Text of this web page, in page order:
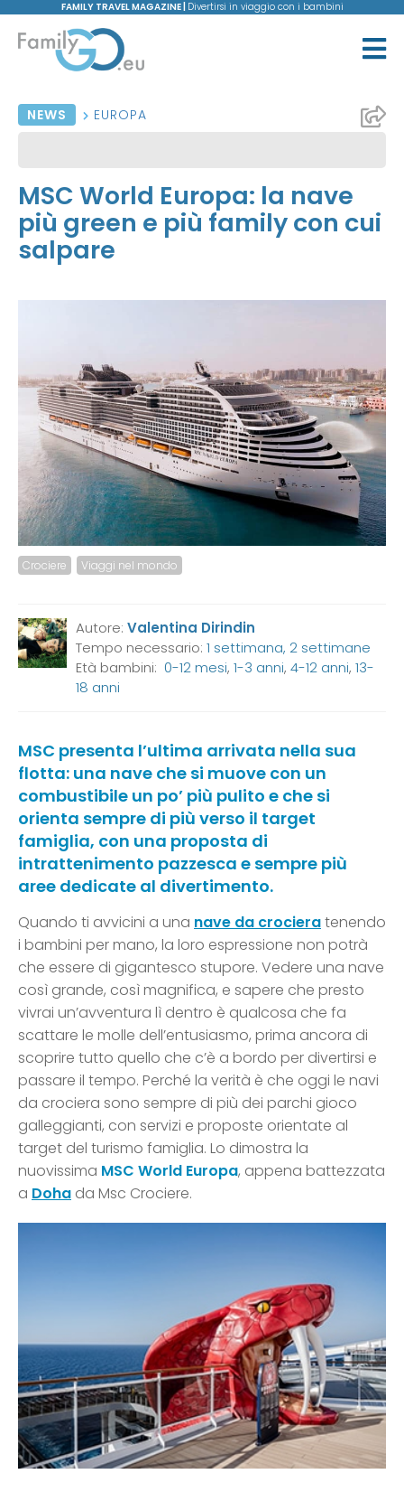
FAMILY TRAVEL MAGAZINE | Divertirsi in viaggio con i bambini
NEWS EUROPA
MSC World Europa: la nave
più green e più family con cui
salpare
Crociere Viaggi nel mondo
Autore:Valentina Dirindin
Tempo necessario:1 settimana, 2 settimane
Età bambini:0-12 mesi,1-3 anni,4-12 anni,13-
18 anni
MSC presenta l’ultima arrivata nella sua
flotta: una nave che si muove con un
combustibile un po’ più pulito e che si
orienta sempre di più verso il target
famiglia, con una proposta di
intrattenimento pazzesca e sempre più
aree dedicate al divertimento.
Quando ti avvicini a una nave da crocieratenendo
i bambini per mano, la loro espressione non potrà
che essere di gigantesco stupore. Vedere una nave
così grande, così magnifica, e sapere che presto
vivrai un’avventura lì dentro è qualcosa che fa
scattare le molle dell’entusiasmo, prima ancora di
scoprire tutto quello che c’è a bordo per divertirsi e
passare il tempo. Perché la verità è che oggi le navi
da crociera sono sempre di più dei parchi gioco
galleggianti, con servizi e proposte orientate al
target del turismo famiglia. Lo dimostra la
nuovissima MSC World Europa, appena battezzata
a Doha da Msc Crociere.